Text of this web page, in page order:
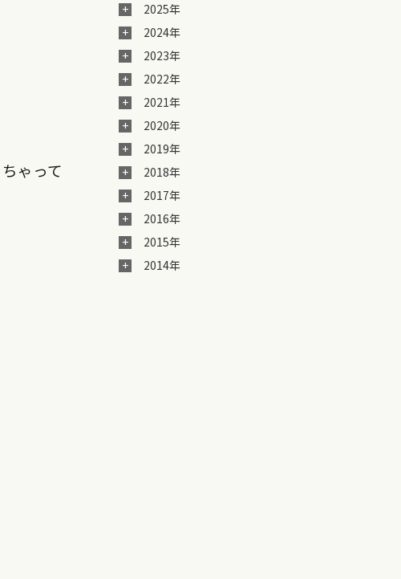
ゃって
2025年
2024年
2023年
2022年
2021年
2020年
2019年
2018年
2017年
2016年
2015年
2014年